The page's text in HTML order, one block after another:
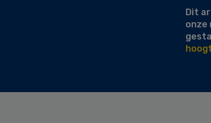
Dit
onze